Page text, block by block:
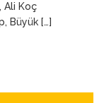
Ali Koç
Büyük […]